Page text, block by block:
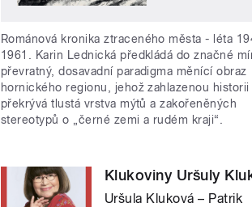
Románová kronika ztraceného města - léta
1961. Karin Lednická předkládá do značné
převratný, dosavadní paradigma měnící obraz
hornického regionu, jehož zahlazenou historii
překrývá tlustá vrstva mýtů a zakořeněných
stereotypů o „černé zemi a rudém kraji“.
Klukoviny Uršuly
Uršula Kluková – Patrik